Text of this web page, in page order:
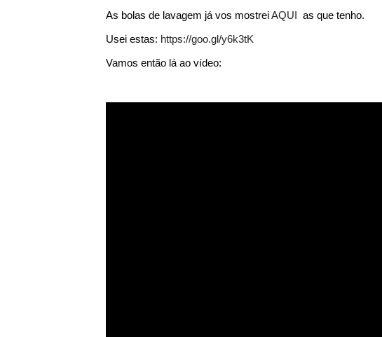
As bolas de lavagem já vos mostreiAQUI as que tenho.
Usei estas: https://goo.gl/y6k3tK
Vamos então lá ao vídeo: